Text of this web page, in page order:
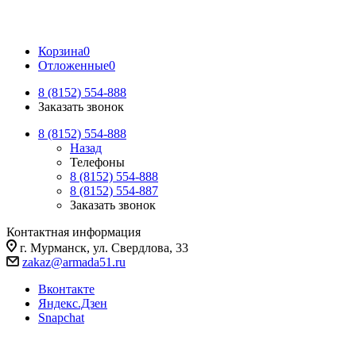
Корзина0
Отложенные0
8 (8152) 554-888
Заказать звонок
8 (8152) 554-888
Назад
Телефоны
8 (8152) 554-888
8 (8152) 554-887
Заказать звонок
Контактная информация
г. Мурманск, ул. Свердлова, 33
zakaz@armada51.ru
Вконтакте
Яндекс.Дзен
Snapchat